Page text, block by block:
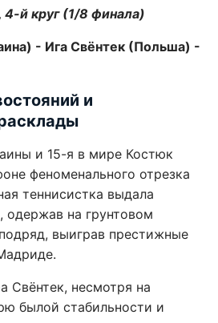
й круг (1/8 финала)
- Ига Свёнтек (Польша) -
и
и 15-я в мире Костюк
феноменального отрезка
теннисистка выдала
одержав на грунтовом
выиграв престижные
Свёнтек, несмотря на
былой стабильности и